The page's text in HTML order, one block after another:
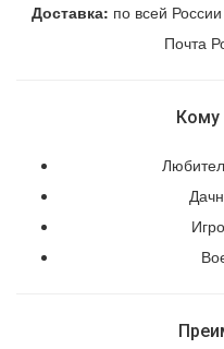
Доставка: по всей
Почта
Кому